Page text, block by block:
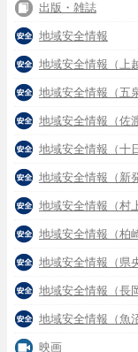
出版・雑誌
地域安全情報
地域安全情報（上
地域安全情報（五
地域安全情報（佐
地域安全情報（十
地域安全情報（新
地域安全情報（村
地域安全情報（柏
地域安全情報（県
地域安全情報（長
地域安全情報（魚
映画